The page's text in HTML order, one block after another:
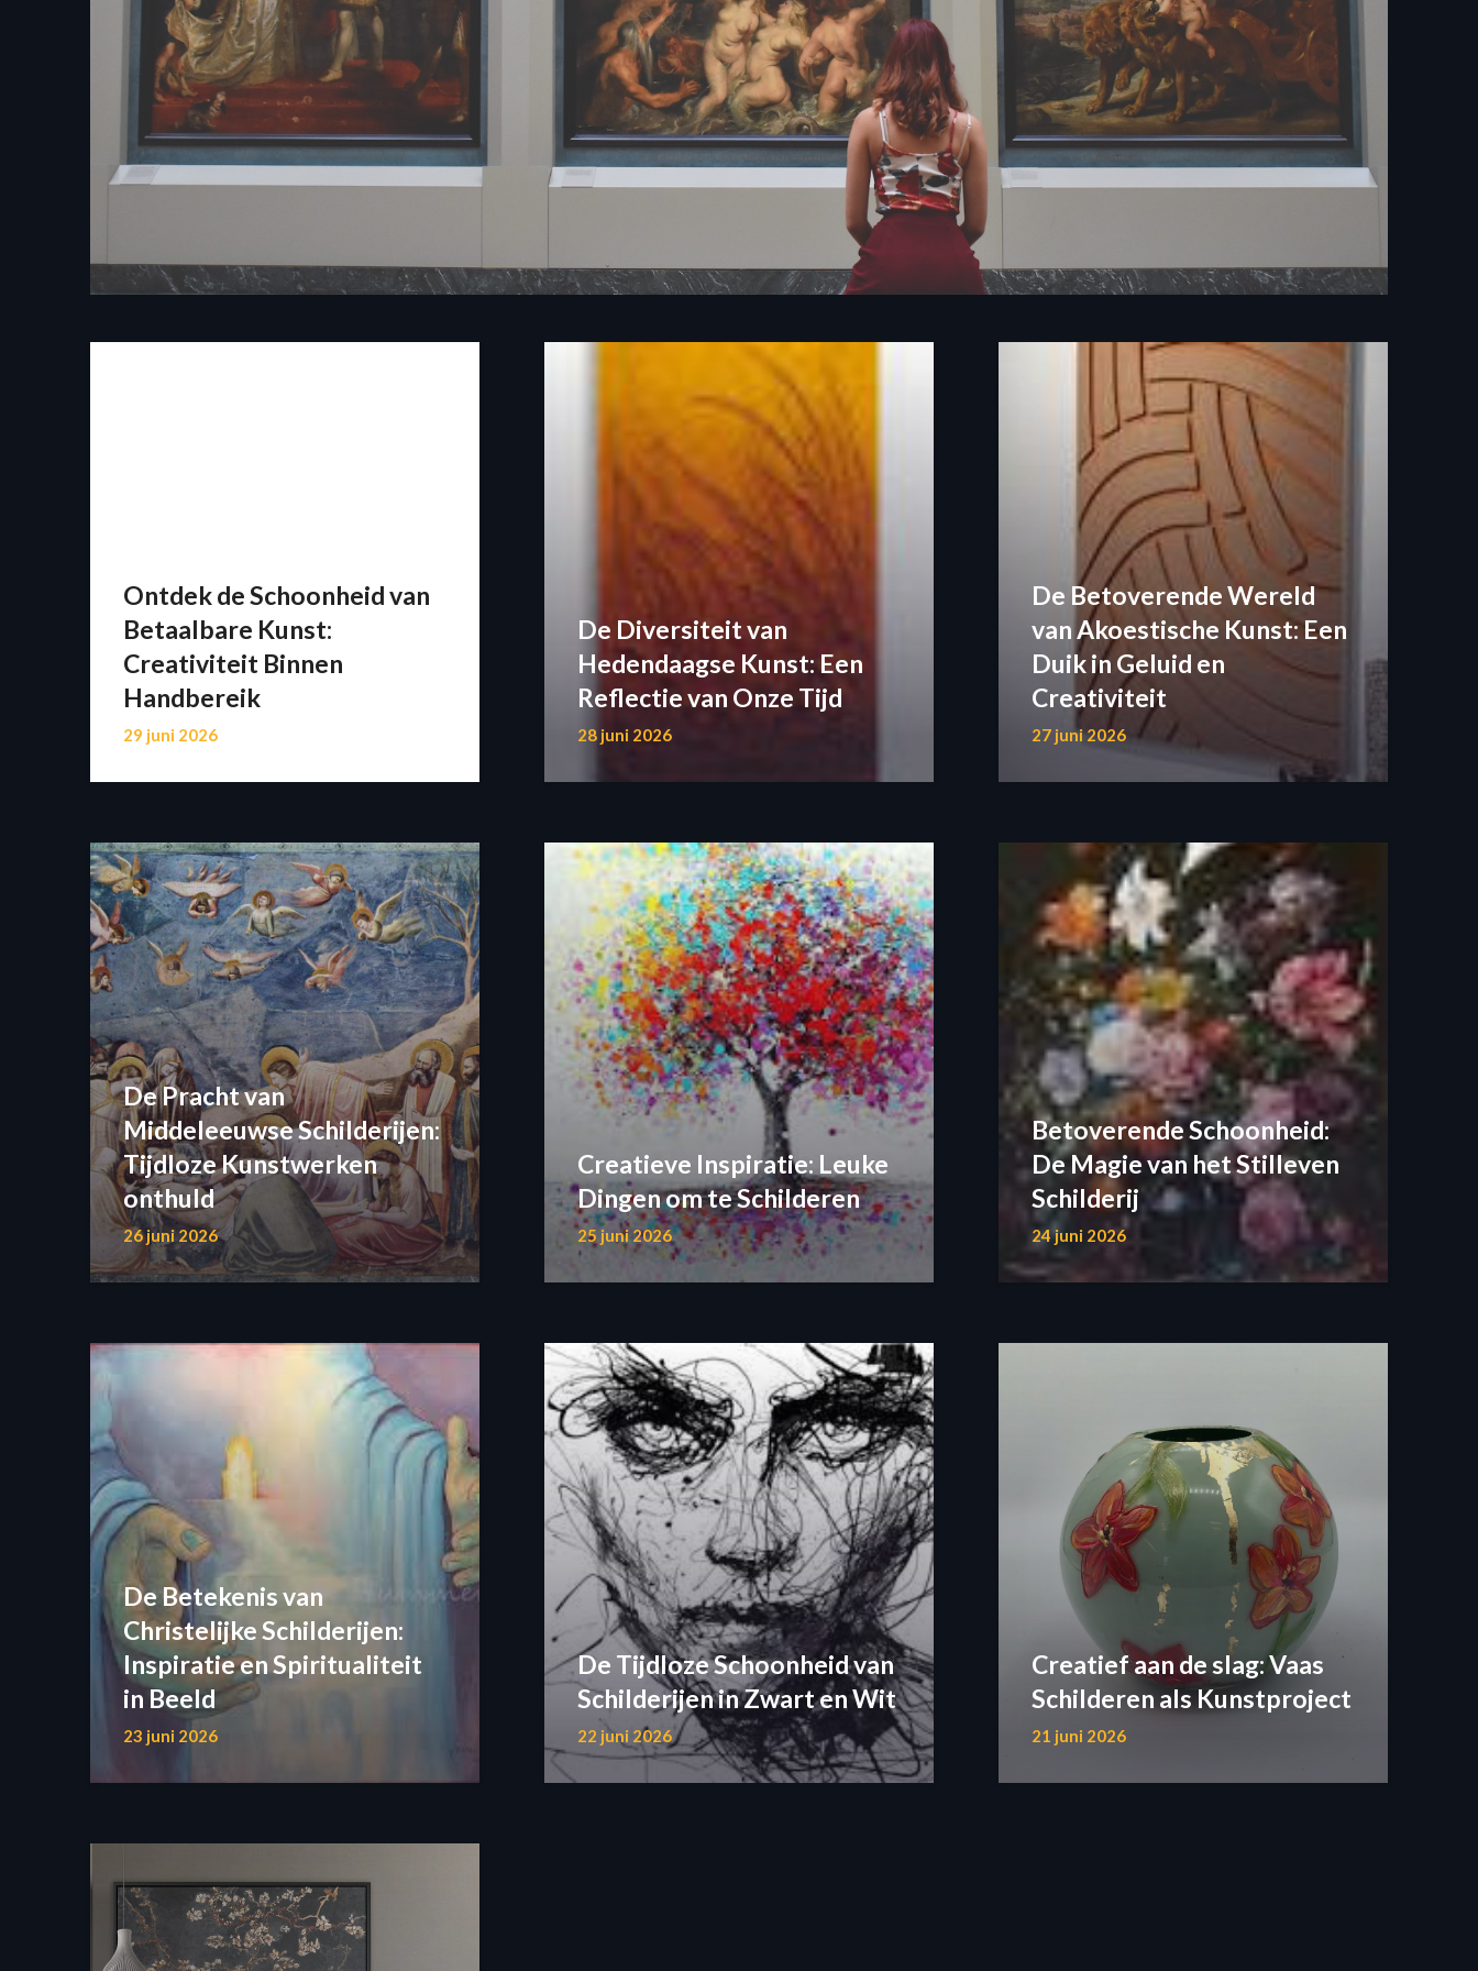
Ontdek de Schoonheid van
Betaalbare Kunst:
Creativiteit Binnen
Handbereik
29 juni 2026
De Diversiteit van
Hedendaagse Kunst: Een
Reflectie van Onze Tijd
28 juni 2026
De Betoverende Wereld
van Akoestische Kunst: Een
Duik in Geluid en
Creativiteit
27 juni 2026
De Pracht van
Middeleeuwse Schilderijen:
Tijdloze Kunstwerken
onthuld
26 juni 2026
Creatieve Inspiratie: Leuke
Dingen om te Schilderen
25 juni 2026
Betoverende Schoonheid:
De Magie van het Stilleven
Schilderij
24 juni 2026
De Betekenis van
Christelijke Schilderijen:
Inspiratie en Spiritualiteit
in Beeld
23 juni 2026
De Tijdloze Schoonheid van
Schilderijen in Zwart en Wit
22 juni 2026
Creatief aan de slag: Vaas
Schilderen als Kunstproject
21 juni 2026